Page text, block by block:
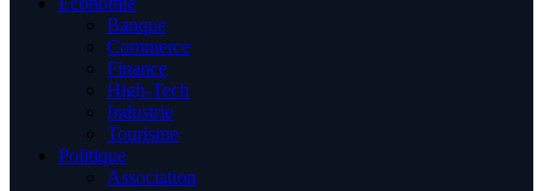
Banque
Commerce
Finance
High-Tech
Industrie
Tourisme
Politique
Association